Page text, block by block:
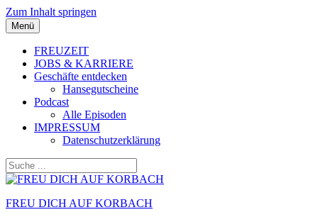
Zum Inhalt springen
Menü
FREUZEIT
JOBS & KARRIERE
Geschäfte entdecken
Hansegutscheine
Podcast
Alle Episoden
IMPRESSUM
Datenschutzerklärung
FREU DICH AUF KORBACH